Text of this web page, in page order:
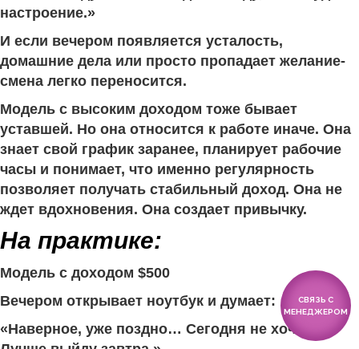
настроение.»
И если вечером появляется усталость,
домашние дела или просто пропадает желание-
смена легко переносится.
Модель с высоким доходом тоже бывает
уставшей. Но она относится к работе иначе. Она
знает свой график заранее, планирует рабочие
часы и понимает, что именно регулярность
позволяет получать стабильный доход. Она не
ждет вдохновения. Она создает привычку.
На практике:
Модель с доходом $500
Вечером открывает ноутбук и думает:
«Наверное, уже поздно… Сегодня не хочется.
СВЯЗЬ С
МЕНЕДЖЕРОМ